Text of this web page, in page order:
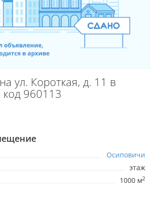
ул. Короткая, д. 11 в
960113
Осиповичи
этаж
1000 м2